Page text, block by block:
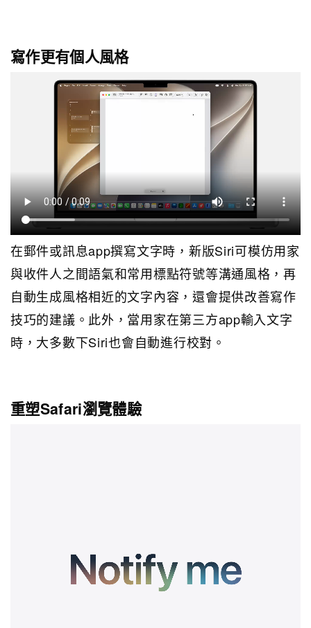
寫作更有個人風格
在郵件或訊息app撰寫文字時，新版Siri可模仿用家
與收件人之間語氣和常用標點符號等溝通風格，再
自動生成風格相近的文字內容，還會提供改善寫作
技巧的建議。此外，當用家在第三方app輸入文字
時，大多數下Siri也會自動進行校對。
重塑Safari瀏覽體驗